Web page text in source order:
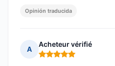
Opinión traducida
A
Acheteur vérifié
Nota: 5 de 5